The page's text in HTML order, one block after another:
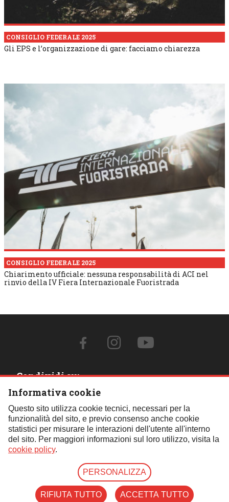
CONSIGLIO FEDERALE 2025
Gli EPS e l’organizzazione di gare: facciamo chiarezza
CONSIGLIO FEDERALE 2025
Chiarimento ufficiale: nessuna responsabilità di ACI nel
rinvio della IV Fiera Internazionale Fuoristrada
Condividi su:
Contattaci:
Tel.:059 451621- Cell.:+39 348 850 0110- Email:
segreteria@fif4x4.it
Clicca qui per tutti i contatti
© Copyright 2026 | Federazione Italiana Fuoristrada | P.iva
07739790157 |Privacy Mail Cookie Policy|Privacy
Web Agency:Area9Web | Designed by KKA
Informativa cookie
Questo sito utilizza cookie tecnici, necessari per la
funzionalità del sito, e previo consenso anche cookie
statistici per misurare le interazioni dell'utente all'interno
del sito. Per maggiori informazioni sul loro utilizzo, visita la
cookie policy.
PERSONALIZZA
RIFIUTA TUTTO ACCETTA TUTTO